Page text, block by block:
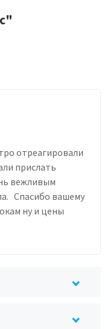
отреагировали
прислать
вежливым
Спасибо вашему
ну и цены